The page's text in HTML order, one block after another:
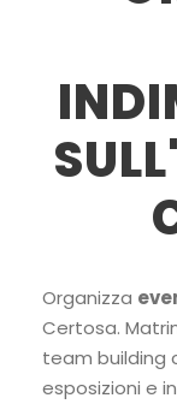
Organizza
Certosa.
team building
esposizioni e